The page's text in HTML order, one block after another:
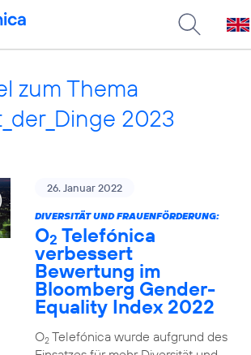
zum Thema
2023
26. Januar 2022
DIVERSITÄT UND FRAUENFÖRDERUNG:
O2 Telefónica
verbessert
Bewertung im
Bloomberg Gender-
Equality Index 2022
O2Telefónica wurde aufgrund des